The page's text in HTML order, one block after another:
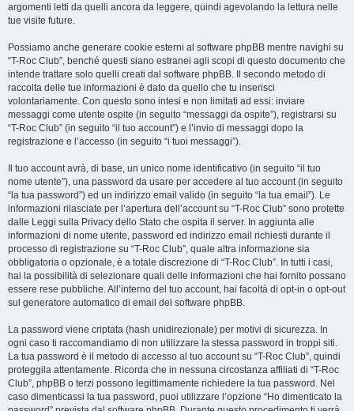
argomenti letti da quelli ancora da leggere, quindi agevolando la lettura nelle
tue visite future.
Possiamo anche generare cookie esterni al software phpBB mentre navighi su
“T-Roc Club”, benché questi siano estranei agli scopi di questo documento che
intende trattare solo quelli creati dal software phpBB. Il secondo metodo di
raccolta delle tue informazioni è dato da quello che tu inserisci
volontariamente. Con questo sono intesi e non limitati ad essi: inviare
messaggi come utente ospite (in seguito “messaggi da ospite”), registrarsi su
“T-Roc Club” (in seguito “il tuo account”) e l’invio di messaggi dopo la
registrazione e l’accesso (in seguito “i tuoi messaggi”).
Il tuo account avrà, di base, un unico nome identificativo (in seguito “il tuo
nome utente”), una password da usare per accedere al tuo account (in seguito
“la tua password”) ed un indirizzo email valido (in seguito “la tua email”). Le
informazioni rilasciate per l’apertura dell’account su “T-Roc Club” sono protette
dalle Leggi sulla Privacy dello Stato che ospita il server. In aggiunta alle
informazioni di nome utente, password ed indirizzo email richiesti durante il
processo di registrazione su “T-Roc Club”, quale altra informazione sia
obbligatoria o opzionale, è a totale discrezione di “T-Roc Club”. In tutti i casi,
hai la possibilità di selezionare quali delle informazioni che hai fornito possano
essere rese pubbliche. All’interno del tuo account, hai facoltà di opt-in o opt-out
sul generatore automatico di email del software phpBB.
La password viene criptata (hash unidirezionale) per motivi di sicurezza. In
ogni caso ti raccomandiamo di non utilizzare la stessa password in troppi siti.
La tua password è il metodo di accesso al tuo account su “T-Roc Club”, quindi
proteggila attentamente. Ricorda che in nessuna circostanza affiliati di “T-Roc
Club”, phpBB o terzi possono legittimamente richiedere la tua password. Nel
caso dimenticassi la tua password, puoi utilizzare l’opzione “Ho dimenticato la